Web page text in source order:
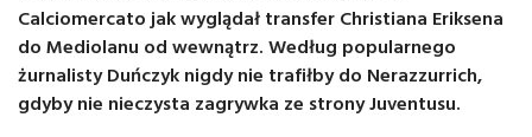
Calciomercato jak wyglądał transfer Christiana Eriksena
do Mediolanu od wewnątrz. Według popularnego
żurnalisty Duńczyk nigdy nie trafiłby do Nerazzurrich,
gdyby nie nieczysta zagrywka ze strony Juventusu.